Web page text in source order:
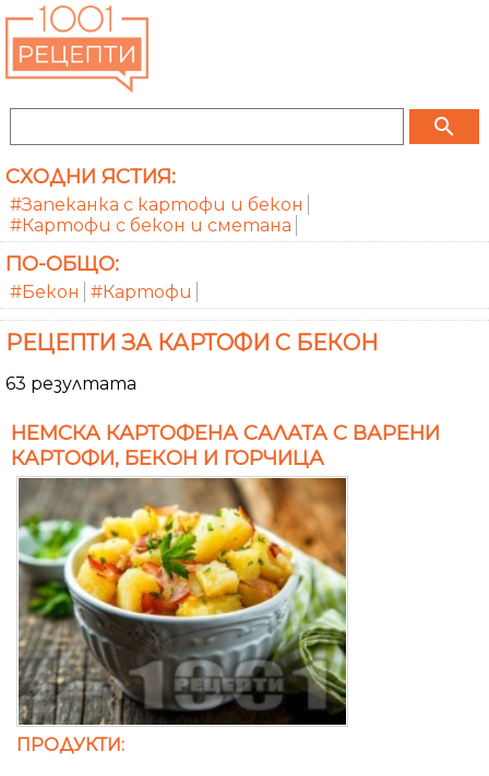
search
СХОДНИ ЯСТИЯ:
#Запеканка с картофи и бекон
#Картофи с бекон и сметана
ПО-ОБЩО:
#Бекон #Картофи
РЕЦЕПТИ ЗА КАРТОФИ С БЕКОН
63 резултата
НЕМСКА КАРТОФЕНА САЛАТА С ВАРЕНИ
КАРТОФИ, БЕКОН И ГОРЧИЦА
ПРОДУКТИ: